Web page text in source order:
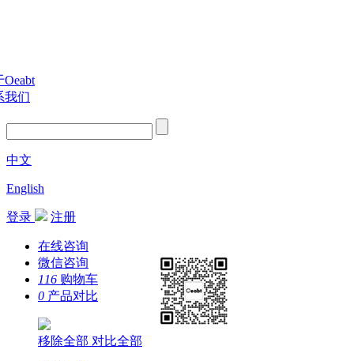
Oeabt
我们
中文
English
登录 注册
在线咨询
微信咨询
116 购物车
0 产品对比
移除全部 对比全部